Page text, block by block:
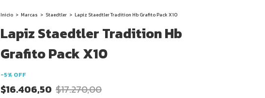
Inicio > Marcas > Staedtler > Lapiz Staedtler Tradition Hb Grafito Pack X10
Lapiz Staedtler Tradition Hb
Grafito Pack X10
-5% OFF
$16.406,50 $17.270,00